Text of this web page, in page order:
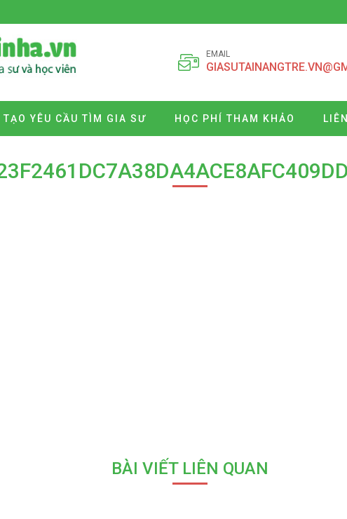
EMAIL
TẠO YÊU CẦU TÌM GIA SƯ HỌC PHÍ THAM KHẢO
BÀI VIẾT LIÊN QUAN